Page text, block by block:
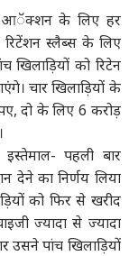
आॅक्शन के लिए हर
रिटेंशन स्लैब्स के लिए
खिलाड़ियों को रिटेन
चार खिलाड़ियों के
दो के लिए 6 करोड़
पहली बार
देने का निर्णय लिया
को फिर से खरीद
ज्यादा से ज्यादा
पांच खिलाड़ियों